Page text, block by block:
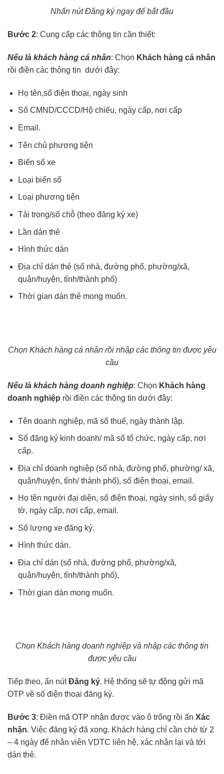
Nhấn nút Đăng ký ngay để bắt đầu
Bước 2: Cung cấp các thông tin cần thiết:
Nếu là khách hàng cá nhân: Chọn Khách hàng cá nhân
rồi điền các thông tin dưới đây:
Họ tên,số điện thoại, ngày sinh
Số CMND/CCCD/Hộ chiếu, ngày cấp, nơi cấp
Email.
Tên chủ phương tiện
Biển số xe
Loại biển số
Loại phương tiện
Tải trọng/số chỗ (theo đăng ký xe)
Lần dán thẻ
Hình thức dán
Địa chỉ dán thẻ (số nhà, đường phố, phường/xã,
quận/huyện, tỉnh/thành phố)
Thời gian dán thẻ mong muốn.
Chọn Khách hàng cá nhân rồi nhập các thông tin được yêu
cầu
Nếu là khách hàng doanh nghiệp: Chọn Khách hàng
doanh nghiệp rồi điền các thông tin dưới đây:
Tên doanh nghiệp, mã số thuế, ngày thành lập.
Số đăng ký kinh doanh/ mã số tổ chức, ngày cấp, nơi
cấp.
Địa chỉ doanh nghiệp (số nhà, đường phố, phường/ xã,
quận/huyện, tỉnh/ thành phố), số điện thoại, email.
Họ tên người đại diện, số điện thoại, ngày sinh, số giấy
tờ, ngày cấp, nơi cấp, email.
Số lượng xe đăng ký.
Hình thức dán.
Địa chỉ dán (số nhà, đường phố, phường/xã,
quận/huyện, tỉnh/thành phố),
Thời gian dán mong muốn.
Chọn Khách hàng doanh nghiệp và nhập các thông tin
được yêu cầu
Tiếp theo, ấn nútĐăng ký. Hệ thống sẽ tự động gửi mã
OTP về số điện thoại đăng ký.
Bước 3: Điền mã OTP nhận được vào ô trống rồi ấn Xác
nhận. Việc đăng ký đã xong. Khách hàng chỉ cần chờ từ 2
– 4 ngày để nhân viên VDTC liên hệ, xác nhận lại và tới
dán thẻ.